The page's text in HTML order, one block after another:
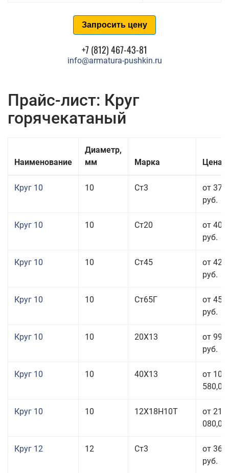
Запросить цену
+7 (812) 467-43-81
info@armatura-pushkin.ru
Прайс-лист: Круг
горячекатаный
Наименование
Диаметр,
мм
Марка Цена
Круг 10 10 Ст3
от 37
руб.
Круг 10 10 Ст20
от 40
руб.
Круг 10 10 Ст45
от 42
руб.
Круг 10 10 Ст65Г
от 45
руб.
Круг 10 10 20Х13
от 99
руб.
Круг 10 10 40Х13
от 106
580,00
Круг 10 10 12Х18Н10Т
от 215
080,00
Круг 12 12 Ст3
от 36
руб.